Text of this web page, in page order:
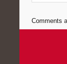
Comments